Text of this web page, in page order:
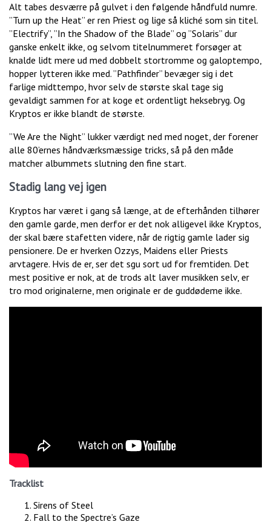
Alt tabes desværre på gulvet i den følgende håndfuld numre.
”Turn up the Heat” er ren Priest og lige så kliché som sin titel.
”Electrify”, ”In the Shadow of the Blade” og ”Solaris” dur
ganske enkelt ikke, og selvom titelnummeret forsøger at
knalde lidt mere ud med dobbelt stortromme og galoptempo,
hopper lytteren ikke med. ”Pathfinder” bevæger sig i det
farlige midttempo, hvor selv de største skal tage sig
gevaldigt sammen for at koge et ordentligt heksebryg. Og
Kryptos er ikke blandt de største.
”We Are the Night” lukker værdigt ned med noget, der forener
alle 80’ernes håndværksmæssige tricks, så på den måde
matcher albummets slutning den fine start.
Stadig lang vej igen
Kryptos har været i gang så længe, at de efterhånden tilhører
den gamle garde, men derfor er det nok alligevel ikke Kryptos,
der skal bære stafetten videre, når de rigtig gamle lader sig
pensionere. De er hverken Ozzys, Maidens eller Priests
arvtagere. Hvis de er, ser det sgu sort ud for fremtiden. Det
mest positive er nok, at de trods alt laver musikken selv, er
tro mod originalerne, men originale er de guddødeme ikke.
Tracklist
Sirens of Steel
Fall to the Spectre’s Gaze